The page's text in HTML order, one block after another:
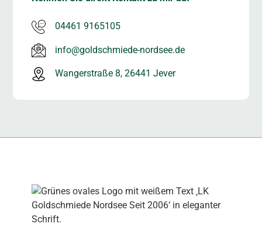
04461 9165105
info@goldschmiede-nordsee.de
Wangerstraße 8, 26441 Jever